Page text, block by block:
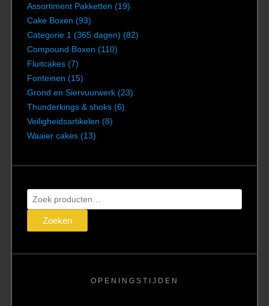
Assortiment Pakketten (19)
Cake Boxen (93)
Categorie 1 (365 dagen) (82)
Compound Boxen (110)
Fluitcakes (7)
Fonteinen (15)
Grond en Siervuurwerk (23)
Thunderkings & shoks (6)
Veiligheidsartikelen (8)
Waaier cakes (13)
Zoeken
naar:
Zoeken
OPENINGSTIJDEN